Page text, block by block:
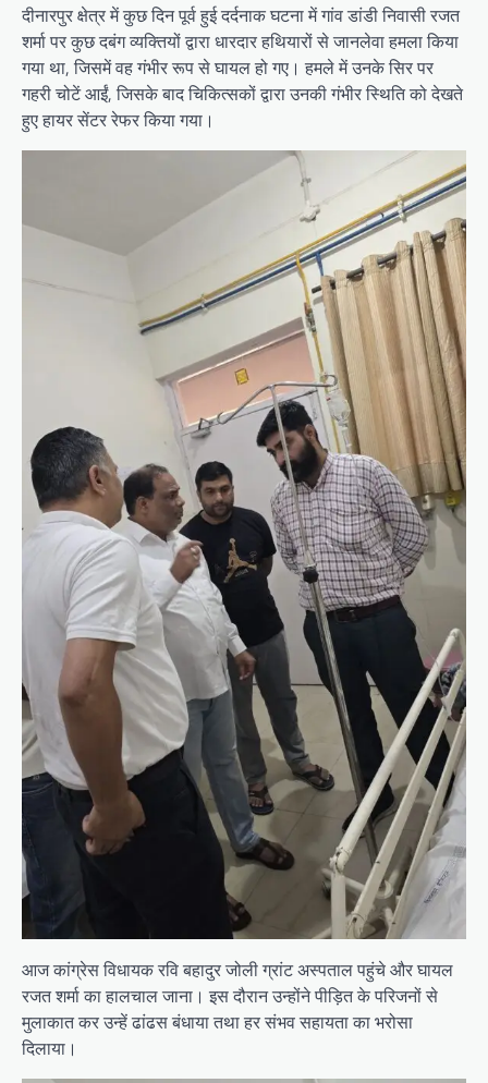
दीनारपुर क्षेत्र में कुछ दिन पूर्व हुई दर्दनाक घटना में गांव डांडी निवासी रजत
शर्मा पर कुछ दबंग व्यक्तियों द्वारा धारदार हथियारों से जानलेवा हमला किया
गया था, जिसमें वह गंभीर रूप से घायल हो गए। हमले में उनके सिर पर
गहरी चोटें आईं, जिसके बाद चिकित्सकों द्वारा उनकी गंभीर स्थिति को देखते
हुए हायर सेंटर रेफर किया गया।
आज कांग्रेस विधायक रवि बहादुर जोली ग्रांट अस्पताल पहुंचे और घायल
रजत शर्मा का हालचाल जाना। इस दौरान उन्होंने पीड़ित के परिजनों से
मुलाकात कर उन्हें ढांढस बंधाया तथा हर संभव सहायता का भरोसा
दिलाया।